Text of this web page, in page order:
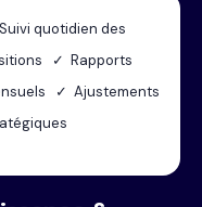
quotidien des
✓ Rapports
✓ Ajustements